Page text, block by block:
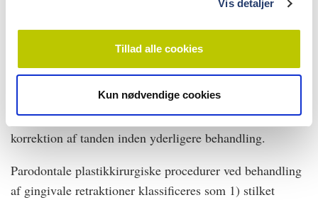
Vis detaljer
Tillad alle cookies
Kun nødvendige cookies
tandbørsteteknik samt fjernelse af evt. traumatiserende
faktorer, herunder cervikale restaureringer og piercinger.
Ydermere, hvis tanden er placeret uden for tandbuen,
som fx ved en aktiv retainer, bør der udføres ortodontisk
korrektion af tanden inden yderligere behandling.
Parodontale plastikkirurgiske procedurer ved behandling
af gingivale retraktioner klassificeres som 1) stilket